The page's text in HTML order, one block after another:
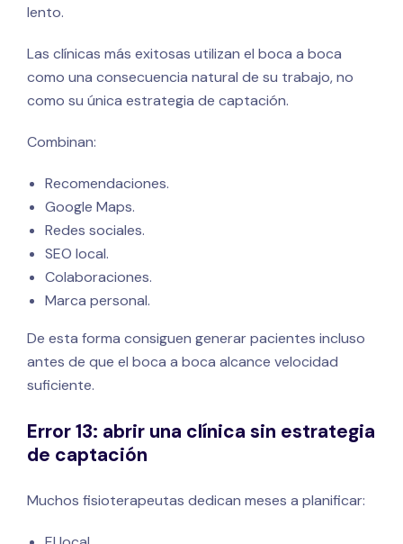
lento.
Las clínicas más exitosas utilizan el boca a boca
como una consecuencia natural de su trabajo, no
como su única estrategia de captación.
Combinan:
Recomendaciones.
Google Maps.
Redes sociales.
SEO local.
Colaboraciones.
Marca personal.
De esta forma consiguen generar pacientes incluso
antes de que el boca a boca alcance velocidad
suficiente.
Error 13: abrir una clínica sin estrategia
de captación
Muchos fisioterapeutas dedican meses a planificar: